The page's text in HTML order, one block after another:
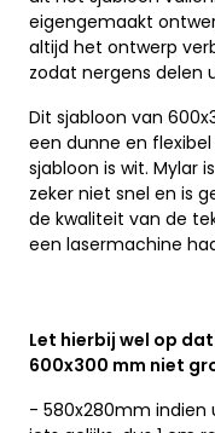
eigengemaakt
altijd het ontwerp
zodat nergens delen
Dit sjabloon van
een dunne en
sjabloon is wit. Mylar
zeker niet snel en is
de kwaliteit van de
een lasermachine
Let hierbij wel op
600x300 mm niet
- 580x280mm indien